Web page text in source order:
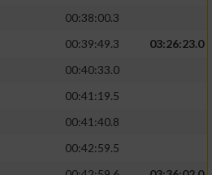
00:38:00.3
00:39:49.3
03:26:23.0
00:40:33.0
00:41:19.5
00:41:40.8
00:42:59.5